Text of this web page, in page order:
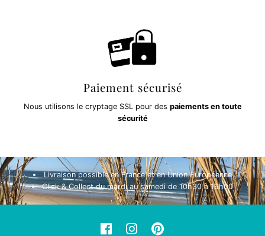
Paiement sécurisé
Nous utilisons le cryptage SSL pour des paiements en toute
sécurité
Livraison possible en France et en Union Européenne
Click & Collect du mardi au samedi de 10h30 à 19h00